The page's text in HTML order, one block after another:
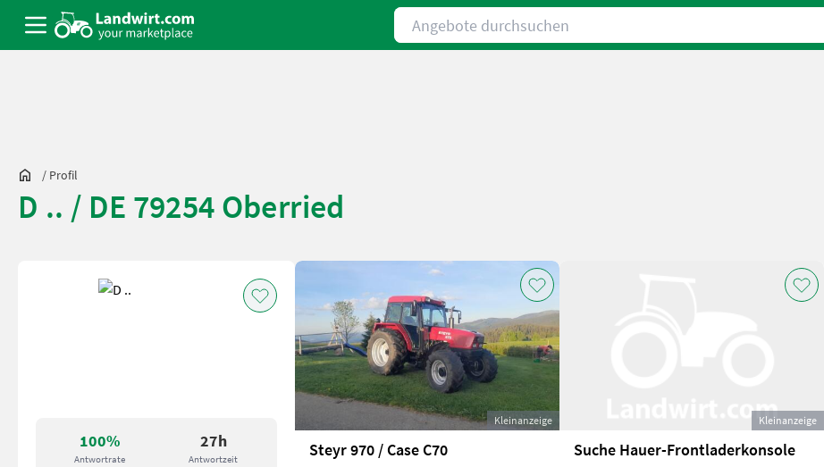
Angebote durchsuchen
/ Profil
D .. / DE 79254 Oberried
100%
Antwortrate
27h
Antwortzeit
Kleinanzeige
Steyr 970 / Case C70
Kleinanzeige
Suche Hauer-Frontladerkonsole